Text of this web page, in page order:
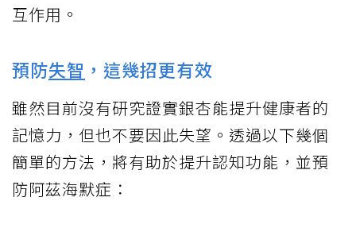
互作用。
預防失智 ，這幾招更有效
雖然目前沒有研究證實銀杏能提升健康者的
記憶力，但也不要因此失望。透過以下幾個
簡單的方法，將有助於提升認知功能，並預
防阿茲海默症：